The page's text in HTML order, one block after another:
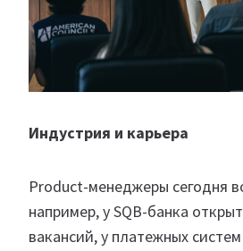
Индустрия и карьера
Product-менеджеры сегодня
например, у SQB-банка
вакансий, у платежных